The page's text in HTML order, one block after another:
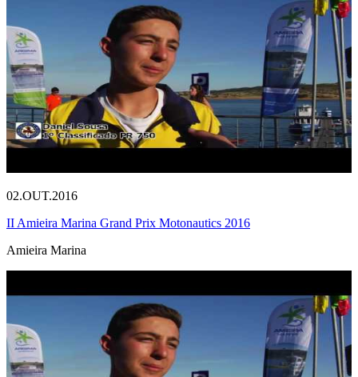
02.OUT.2016
II Amieira Marina Grand Prix Motonautics 2016
Amieira Marina